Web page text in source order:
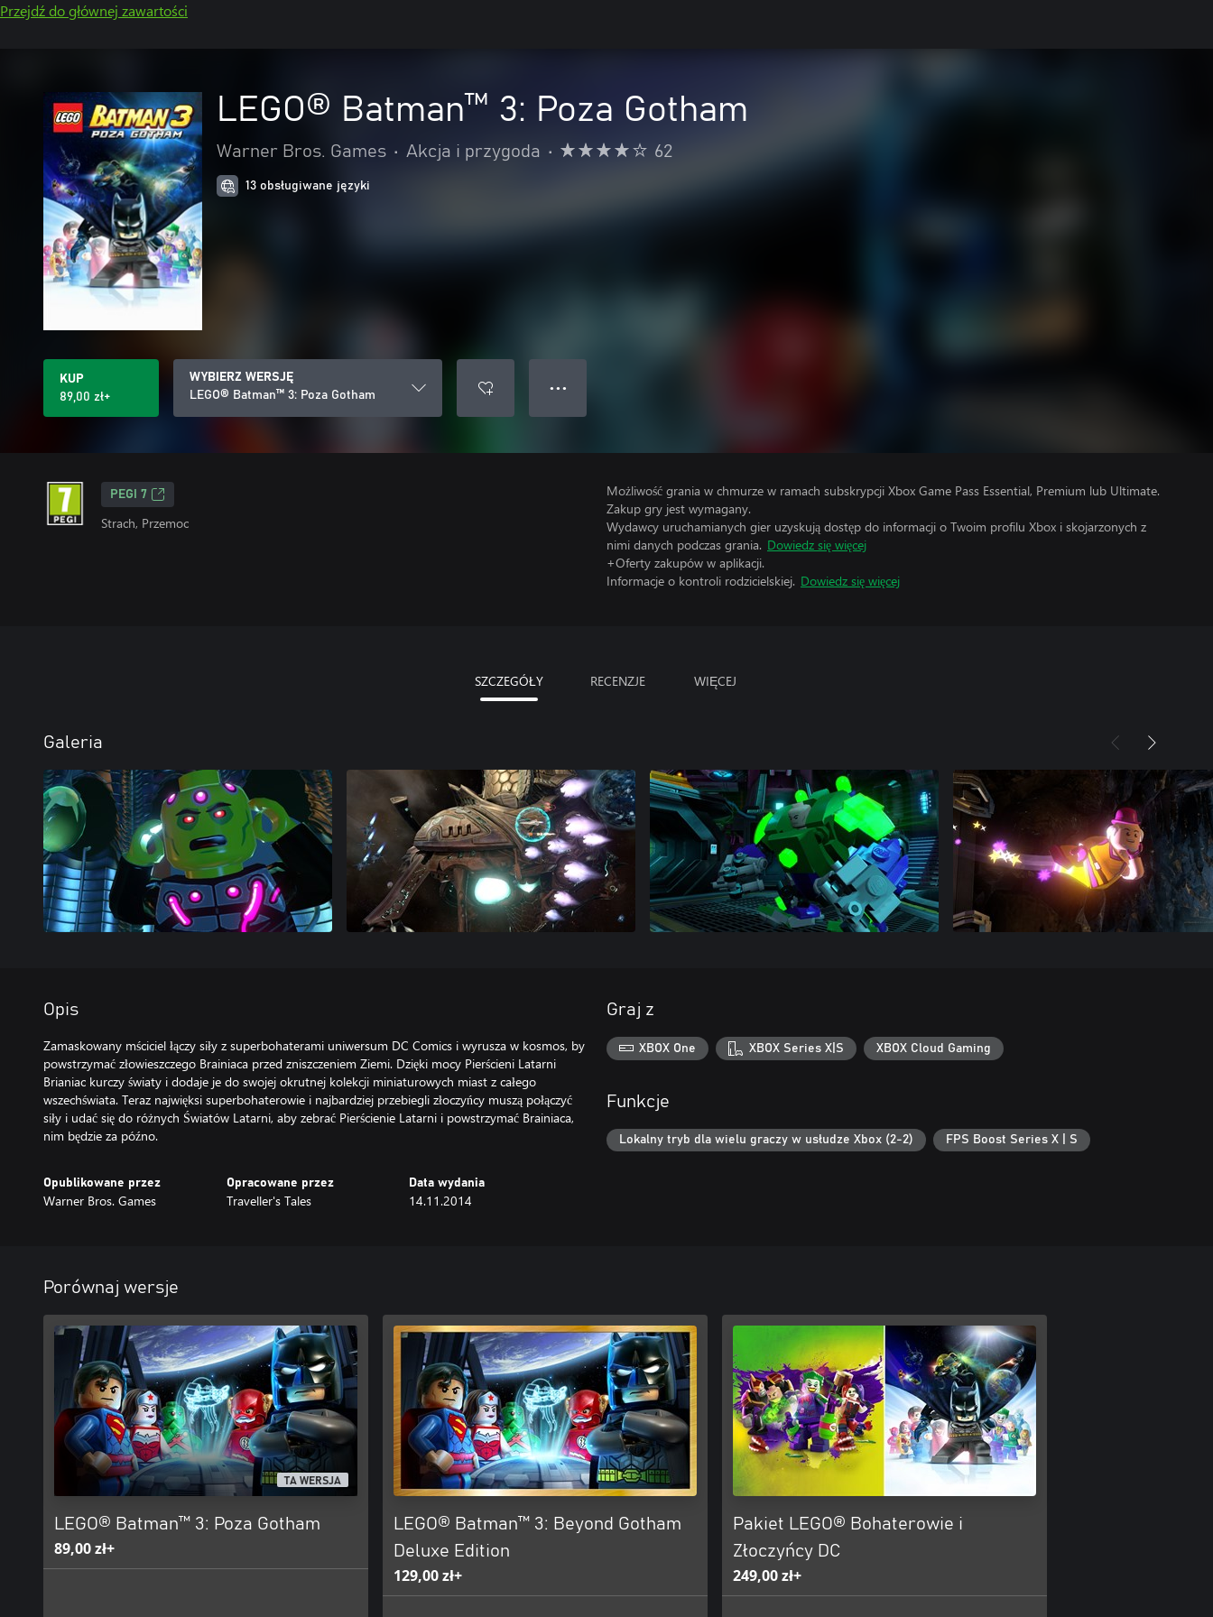
Przejdź do głównej zawartości
LEGO® Batman™ 3: Poza Gotham
Warner Bros. Games • Akcja i przygoda • 62
13 obsługiwane języki
KUP
89,00 zł+
WYBIERZ WERSJĘ
LEGO® Batman™ 3: Poza Gotham
● ● ●
PEGI 7
Strach, Przemoc
Możliwość grania w chmurze w ramach subskrypcji Xbox Game Pass Essential, Premium lub Ultimate.
Zakup gry jest wymagany.
Wydawcy uruchamianych gier uzyskują dostęp do informacji o Twoim profilu Xbox i skojarzonych z
nimi danych podczas grania. Dowiedz się więcej
+Oferty zakupów w aplikacji.
Informacje o kontroli rodzicielskiej. Dowiedz się więcej
SZCZEGÓŁY RECENZJE WIĘCEJ
Galeria
Opis
Zamaskowany mściciel łączy siły z superbohaterami uniwersum DC Comics i wyrusza w kosmos, by
powstrzymać złowieszczego Brainiaca przed zniszczeniem Ziemi. Dzięki mocy Pierścieni Latarni
Brianiac kurczy światy i dodaje je do swojej okrutnej kolekcji miniaturowych miast z całego
wszechświata. Teraz najwięksi superbohaterowie i najbardziej przebiegli złoczyńcy muszą połączyć
siły i udać się do różnych Światów Latarni, aby zebrać Pierścienie Latarni i powstrzymać Brainiaca,
nim będzie za późno.
Opublikowane przez
Warner Bros. Games
Opracowane przez
Traveller's Tales
Data wydania
14.11.2014
Graj z
XBOX One XBOX Series X|S XBOX Cloud Gaming
Funkcje
Lokalny tryb dla wielu graczy w usłudze Xbox (2-2) FPS Boost Series X | S
Porównaj wersje
TA WERSJA
LEGO® Batman™ 3: Poza Gotham
89,00 zł+
LEGO® Batman™ 3: Beyond Gotham
Deluxe Edition
129,00 zł+
Pakiet LEGO® Bohaterowie i
Złoczyńcy DC
249,00 zł+